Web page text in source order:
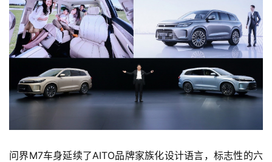
问界M7车身延续了AITO品牌家族化设计语言，标志性的六